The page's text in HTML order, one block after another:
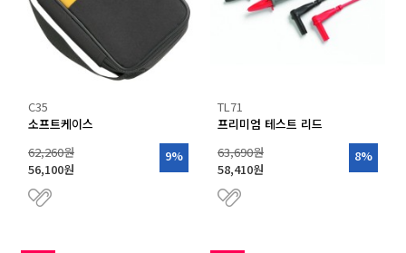
C35
소프트케이스
62,260원
56,100원
9%
TL71
프리미엄 테스트 리드
63,690원
58,410원
8%